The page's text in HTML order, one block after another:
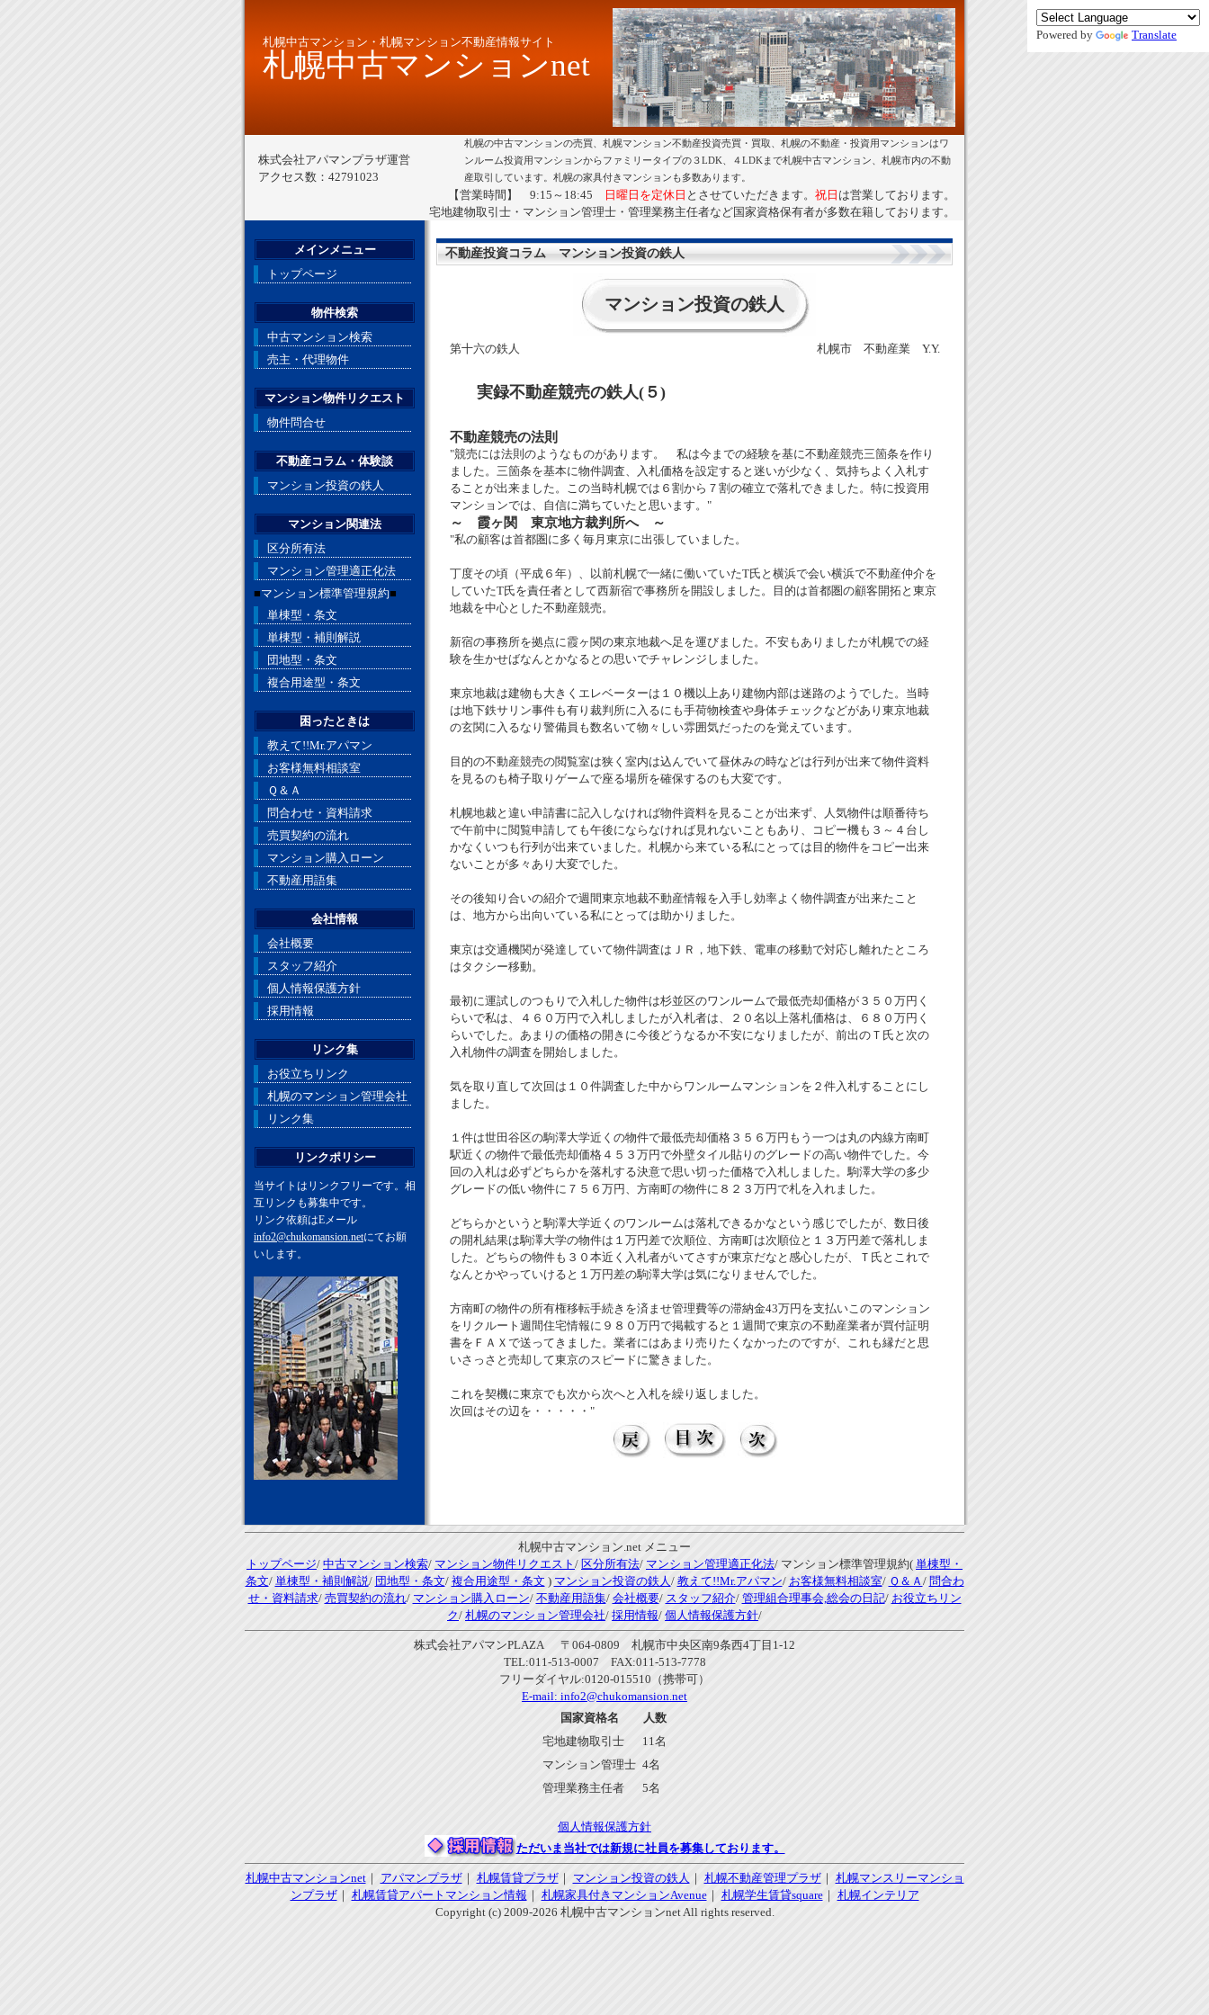
札幌中古マンション・札幌マンション不動産情報サイト
札幌中古マンションnet
株式会社アパマンプラザ運営
アクセス数：42791023
札幌の中古マンションの売買、札幌マンション不動産投資売買・買取、札幌の不動産・投資用マンションはワ
ンルーム投資用マンションからファミリータイプの３LDK、４LDKまで札幌中古マンション、札幌市内の不動
産取引しています。札幌の家具付きマンションも多数あります。
【営業時間】 9:15～18:45 日曜日を定休日 とさせていただきます。 祝日 は営業しております。
宅地建物取引士・マンション管理士・管理業務主任者など国家資格保有者が多数在籍しております。
Powered by Translate
不動産投資コラム マンション投資の鉄人
マンション投資の鉄人
第十六の鉄人 札幌市 不動産業 Y.Y.
実録不動産競売の鉄人(５)
不動産競売の法則
"競売には法則のようなものがあります。 私は今までの経験を基に不動産競売三箇条を作り
ました。三箇条を基本に物件調査、入札価格を設定すると迷いが少なく、気持ちよく入札す
ることが出来ました。この当時札幌では６割から７割の確立で落札できました。特に投資用
マンションでは、自信に満ちていたと思います。"
～ 霞ヶ関 東京地方裁判所へ ～
"私の顧客は首都圏に多く毎月東京に出張していました。
丁度その頃（平成６年）、以前札幌で一緒に働いていたT氏と横浜で会い横浜で不動産仲介を
していたT氏を責任者として西新宿で事務所を開設しました。目的は首都圏の顧客開拓と東京
地裁を中心とした不動産競売。
新宿の事務所を拠点に霞ヶ関の東京地裁へ足を運びました。不安もありましたが札幌での経
験を生かせばなんとかなるとの思いでチャレンジしました。
東京地裁は建物も大きくエレベーターは１０機以上あり建物内部は迷路のようでした。当時
は地下鉄サリン事件も有り裁判所に入るにも手荷物検査や身体チェックなどがあり東京地裁
の玄関に入るなり警備員も数名いて物々しい雰囲気だったのを覚えています。
目的の不動産競売の閲覧室は狭く室内は込んでいて昼休みの時などは行列が出来て物件資料
を見るのも椅子取りゲームで座る場所を確保するのも大変です。
札幌地裁と違い申請書に記入しなければ物件資料を見ることが出来ず、人気物件は順番待ち
で午前中に閲覧申請しても午後にならなければ見れないこともあり、コピー機も３～４台し
かなくいつも行列が出来ていました。札幌から来ている私にとっては目的物件をコピー出来
ないことが多々あり大変でした。
その後知り合いの紹介で週間東京地裁不動産情報を入手し効率よく物件調査が出来たこと
は、地方から出向いている私にとっては助かりました。
東京は交通機関が発達していて物件調査はＪＲ，地下鉄、電車の移動で対応し離れたところ
はタクシー移動。
最初に運試しのつもりで入札した物件は杉並区のワンルームで最低売却価格が３５０万円く
らいで私は、４６０万円で入札しましたが入札者は、２０名以上落札価格は、６８０万円く
らいでした。あまりの価格の開きに今後どうなるか不安になりましたが、前出のＴ氏と次の
入札物件の調査を開始しました。
気を取り直して次回は１０件調査した中からワンルームマンションを２件入札することにし
ました。
１件は世田谷区の駒澤大学近くの物件で最低売却価格３５６万円もう一つは丸の内線方南町
駅近くの物件で最低売却価格４５３万円で外壁タイル貼りのグレードの高い物件でした。今
回の入札は必ずどちらかを落札する決意で思い切った価格で入札しました。駒澤大学の多少
グレードの低い物件に７５６万円、方南町の物件に８２３万円で札を入れました。
どちらかというと駒澤大学近くのワンルームは落札できるかなという感じでしたが、数日後
の開札結果は駒澤大学の物件は１万円差で次順位、方南町は次順位と１３万円差で落札しま
した。どちらの物件も３０本近く入札者がいてさすが東京だなと感心したが、Ｔ氏とこれで
なんとかやっていけると１万円差の駒澤大学は気になりませんでした。
方南町の物件の所有権移転手続きを済ませ管理費等の滞納金43万円を支払いこのマンション
をリクルート週間住宅情報に９８０万円で掲載すると１週間で東京の不動産業者が買付証明
書をＦＡＸで送ってきました。業者にはあまり売りたくなかったのですが、これも縁だと思
いさっさと売却して東京のスピードに驚きました。
これを契機に東京でも次から次へと入札を繰り返しました。
次回はその辺を・・・・・"
メインメニュー
トップページ
物件検索
中古マンション検索
売主・代理物件
マンション物件リクエスト
物件問合せ
不動産コラム・体験談
マンション投資の鉄人
マンション関連法
区分所有法
マンション管理適正化法
■マンション標準管理規約■
単棟型・条文
単棟型・補則解説
団地型・条文
複合用途型・条文
困ったときは
教えて!!Mr.アパマン
お客様無料相談室
Ｑ＆Ａ
問合わせ・資料請求
売買契約の流れ
マンション購入ローン
不動産用語集
会社情報
会社概要
スタッフ紹介
個人情報保護方針
採用情報
リンク集
お役立ちリンク
札幌のマンション管理会社
リンク集
リンクポリシー
当サイトはリンクフリーです。相
互リンクも募集中です。
リンク依頼はEメール
info2@chukomansion.netにてお願
いします。
札幌中古マンション.net メニュー
トップページ/ 中古マンション検索/ マンション物件リクエスト / 区分所有法/ マンション管理適正化法/ マンション標準管理規約( 単棟型・
条文/ 単棟型・補則解説/ 団地型・条文/ 複合用途型・条文 ) マンション投資の鉄人/ 教えて!!Mr.アパマン/ お客様無料相談室/ Ｑ＆Ａ / 問合わ
せ・資料請求/ 売買契約の流れ/ マンション購入ローン/ 不動産用語集/ 会社概要/ スタッフ紹介/ 管理組合理事会,総会の日記/ お役立ちリン
ク/ 札幌のマンション管理会社/ 採用情報/ 個人情報保護方針/
株式会社アパマンPLAZA 〒064-0809 札幌市中央区南9条西4丁目1-12
TEL:011-513-0007 FAX:011-513-7778
フリーダイヤル:0120-015510（携帯可）
E-mail: info2@chukomansion.net
国家資格名
人数
宅地建物取引士
11名
マンション管理士 4名
管理業務主任者
5名
個人情報保護方針
ただいま当社では新規に社員を募集しております。
札幌中古マンションnet｜ アパマンプラザ｜ 札幌賃貸プラザ｜ マンション投資の鉄人 ｜ 札幌不動産管理プラザ｜ 札幌マンスリーマンショ
ンプラザ｜ 札幌賃貸アパートマンション情報 ｜ 札幌家具付きマンションAvenue｜ 札幌学生賃貸square｜ 札幌インテリア
Copyright (c) 2009-2026 札幌中古マンションnet All rights reserved.